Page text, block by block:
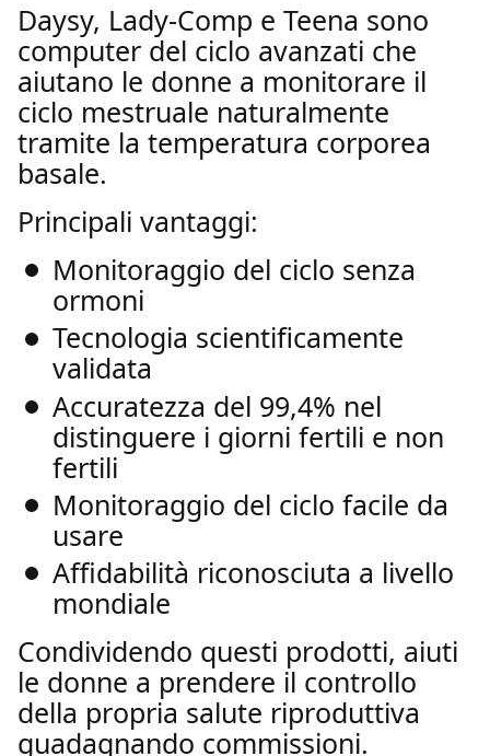
Daysy, Lady-Comp e Teena sono
computer del ciclo avanzati che
aiutano le donne a monitorare il
ciclo mestruale naturalmente
tramite la temperatura corporea
basale.
Principali vantaggi:
Monitoraggio del ciclo senza
ormoni
Tecnologia scientificamente
validata
Accuratezza del 99,4% nel
distinguere i giorni fertili e non
fertili
Monitoraggio del ciclo facile da
usare
Affidabilità riconosciuta a livello
mondiale
Condividendo questi prodotti, aiuti
le donne a prendere il controllo
della propria salute riproduttiva
guadagnando commissioni.